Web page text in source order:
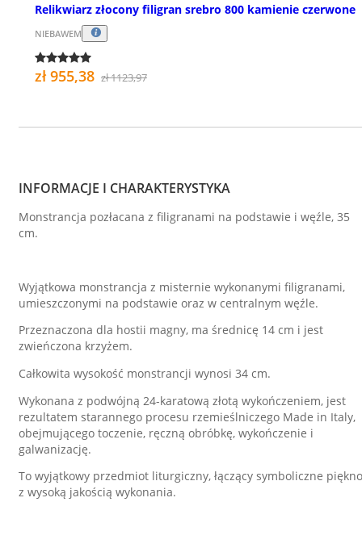
Relikwiarz złocony filigran srebro 800 kamienie czerwone
NIEBAWEM
zł 955,38 zł 1123,97
INFORMACJE I CHARAKTERYSTYKA
Monstrancja pozłacana z filigranami na podstawie i węźle, 35
cm.
Wyjątkowa monstrancja z misternie wykonanymi filigranami,
umieszczonymi na podstawie oraz w centralnym węźle.
Przeznaczona dla hostii magny, ma średnicę 14 cm i jest
zwieńczona krzyżem.
Całkowita wysokość monstrancji wynosi 34 cm.
Wykonana z podwójną 24-karatową złotą wykończeniem, jest
rezultatem starannego procesu rzemieślniczego Made in Italy,
obejmującego toczenie, ręczną obróbkę, wykończenie i
galwanizację.
To wyjątkowy przedmiot liturgiczny, łączący symboliczne piękno
z wysoką jakością wykonania.